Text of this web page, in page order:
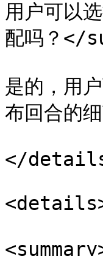
用户可以
配吗？</
是的，用
布回合的
</